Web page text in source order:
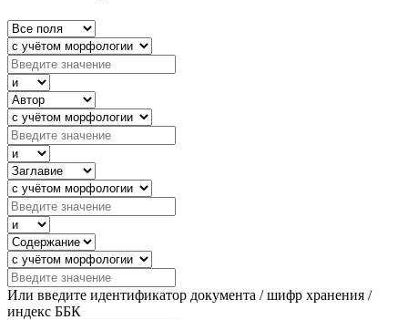
Или введите идентификатор документа / шифр хранения /
индекс ББК